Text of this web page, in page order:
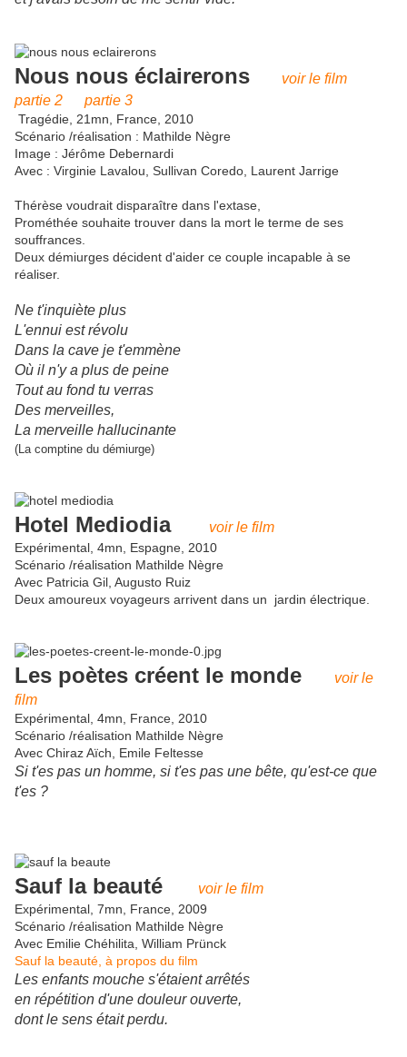
Nous nous éclairerons
voir le film
partie 2
partie 3
Tragédie, 21mn, France, 2010
Scénario /réalisation : Mathilde Nègre
Image : Jérôme Debernardi
Avec : Virginie Lavalou, Sullivan Coredo, Laurent Jarrige
Thérèse voudrait disparaître dans l'extase,
Prométhée souhaite trouver dans la mort le terme de ses
souffrances.
Deux démiurges décident d'aider ce couple incapable à se
réaliser.
Ne t'inquiète plus
L'ennui est révolu
Dans la cave je t'emmène
Où il n'y a plus de peine
Tout au fond tu verras
Des merveilles,
La merveille hallucinante
(La comptine du démiurge)
Hotel Mediodia voir le film
Expérimental, 4mn, Espagne, 2010
Scénario /réalisation Mathilde Nègre
Avec Patricia Gil, Augusto Ruiz
Deux amoureux voyageurs arrivent dans un jardin électrique.
Les poètes créent le monde
voir le
film
Expérimental, 4mn, France, 2010
Scénario /réalisation Mathilde Nègre
Avec Chiraz Aïch, Emile Feltesse
Si t'es pas un homme, si t'es pas une bête, qu'est-ce que
t'es ?
Sauf la beauté voir le film
Expérimental, 7mn, France, 2009
Scénario /réalisation Mathilde Nègre
Avec Emilie Chéhilita, William Prünck
Sauf la beauté, à propos du film
Les enfants mouche s'étaient arrêtés
en répétition d'une douleur ouverte,
dont le sens était perdu.